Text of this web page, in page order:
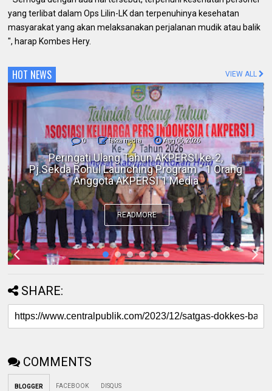
yang terlibat dalam Ops Lilin-LK dan terpenuhinya kesehatan
masyarakat yang akan melaksanakan perjalanan mudik atau balik
", harap Kombes Hery.
HOT NEWS VIEW ALL
0 fakta media Aug 06, 2026
Polres Inhil bersama Pemkab Inhil dan
BKSDA Riau Perkuat Sinergi Tangani
Gangguan Kera Liar di Tembilahan
READMORE
SHARE:
COMMENTS
BLOGGER FACEBOOK DISQUS